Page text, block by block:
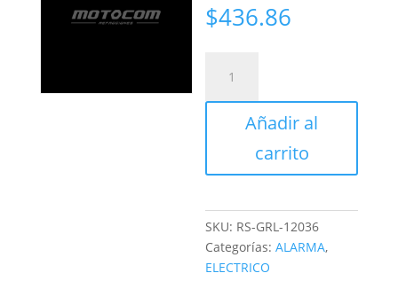
$436.86
ANTIROBO
cantidad
Añadir al
carrito
SKU: RS-GRL-12036
Categorías:ALARMA,
ELECTRICO